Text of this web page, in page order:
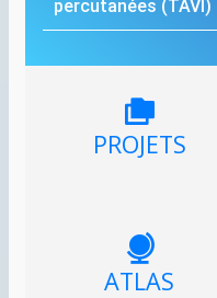
percutanées (TAVI)
PROJETS
ATLAS